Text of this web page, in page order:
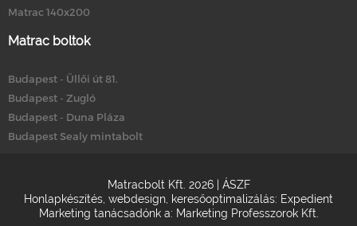
Matrac 140x200
Matrac boltok
Budapest - Üllői út 81.
Budapest - Zugló
Budapest - Duna Pláza
Budapest Sealy mintabolt
Matracbolt Kft. 2026 | ÁSZF
Honlapkészítés webdesign keresőoptimalizálás: Expedient
Marketing tanácsadónk a: Marketing Professzorok Kft.